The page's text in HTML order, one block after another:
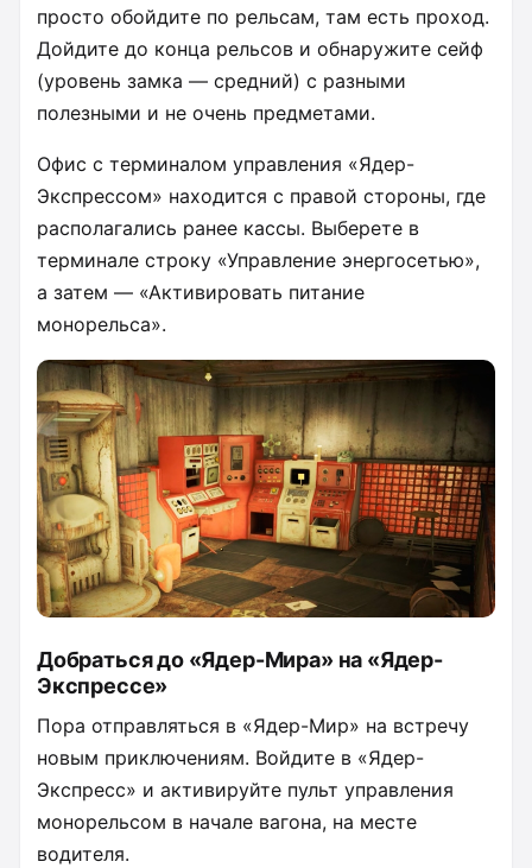
просто обойдите по рельсам, там есть проход.
Дойдите до конца рельсов и обнаружите сейф
(уровень замка — средний) с разными
полезными и не очень предметами.
Офис с терминалом управления «Ядер-
Экспрессом» находится с правой стороны, где
располагались ранее кассы. Выберете в
терминале строку «Управление энергосетью»,
а затем — «Активировать питание
монорельса».
Добраться до «Ядер-Мира» на «Ядер-
Экспрессе»
Пора отправляться в «Ядер-Мир» на встречу
новым приключениям. Войдите в «Ядер-
Экспресс» и активируйте пульт управления
монорельсом в начале вагона, на месте
водителя.